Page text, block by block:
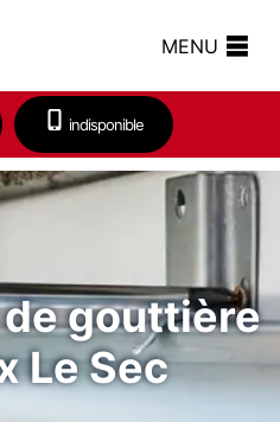
MENU
indisponible
gouttière
Le Sec